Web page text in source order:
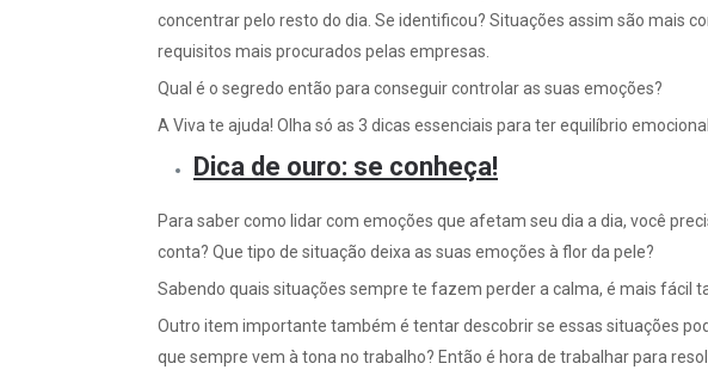
concentrar pelo resto do dia. Se identificou? Situações assim são mais
requisitos mais procurados pelas empresas.
Qual é o segredo então para conseguir controlar as suas emoções?
A Viva te ajuda! Olha só as 3 dicas essenciais para ter equilíbrio
Dica de ouro: se conheça!
Para saber como lidar com emoções que afetam seu dia a dia, você
conta? Que tipo de situação deixa as suas emoções à flor da pele?
Sabendo quais situações sempre te fazem perder a calma, é mais fácil
Outro item importante também é tentar descobrir se essas situações
que sempre vem à tona no trabalho? Então é hora de trabalhar para